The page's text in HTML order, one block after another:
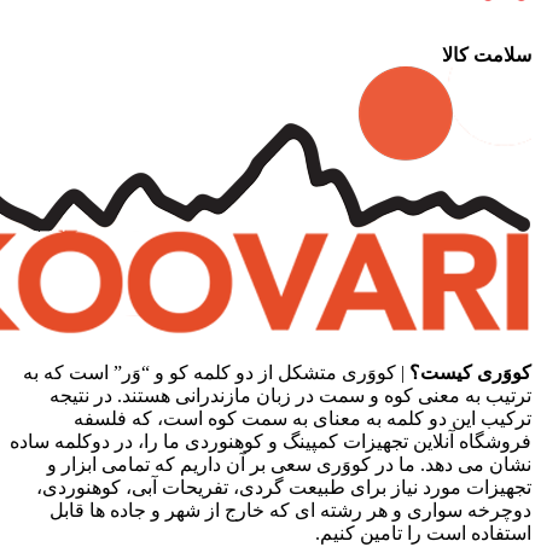
سلامت کالا
کووَری کیست؟ | کووَری متشکل از دو کلمه کو و “وَر” است که به
ترتیب به معنی کوه و سمت در زبان مازندرانی هستند. در نتیجه
ترکیب این دو کلمه به معنای به سمت کوه است، که فلسفه
فروشگاه آنلاین تجهیزات کمپینگ و کوهنوردی ما را، در دوکلمه ساده
نشان می دهد. ما در کووَری سعی بر آن داریم که تمامی ابزار و
تجهیزات مورد نیاز برای طبیعت گردی، تفریحات آبی، کوهنوردی،
دوچرخه سواری و هر رشته ای که خارج از شهر و جاده ها قابل
استفاده است را تامین کنیم.